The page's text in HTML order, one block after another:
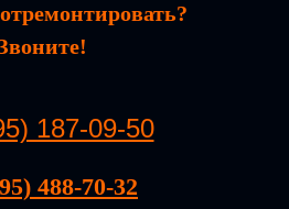
187-09-50
488-70-32